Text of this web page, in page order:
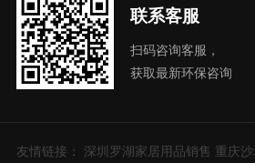
联系客服
扫码咨询客服，
获取最新环保咨询
友情链接： 深圳罗湖家居用品销售 重庆